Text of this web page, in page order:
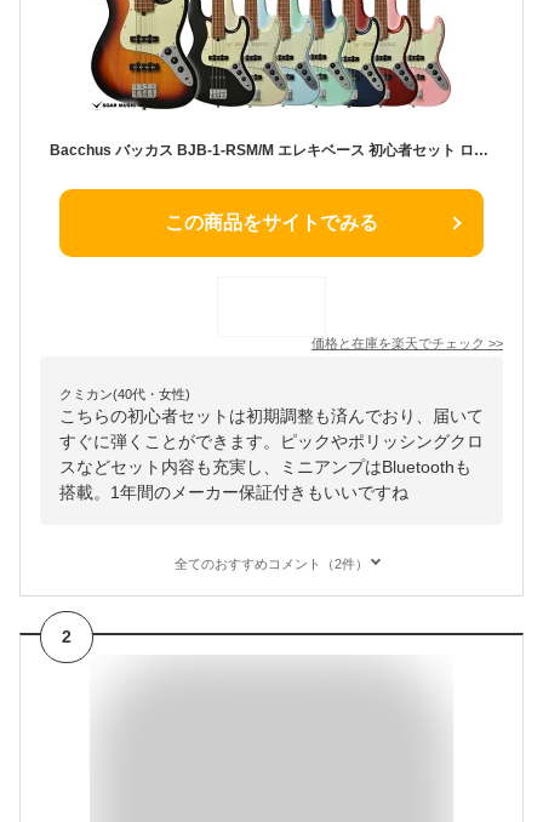
Bacchus バッカス BJB-1-RSM/M エレキベース 初心者セット ローステッドメイプル ネック 採用 ジャズベース タイプ ユニバース シリーズ RSM 入門
この商品をサイトでみる
価格と在庫を楽天でチェック >>
クミカン(40代・女性)
こちらの初心者セットは初期調整も済んでおり、届いて
すぐに弾くことができます。ピックやポリッシングクロ
スなどセット内容も充実し、ミニアンプはBluetoothも
搭載。1年間のメーカー保証付きもいいですね
全てのおすすめコメント（2件）
2